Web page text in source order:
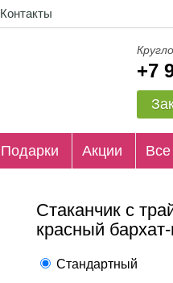
Контакты
+7
Подарки Акции
Стаканчик с
красный
Стандартный